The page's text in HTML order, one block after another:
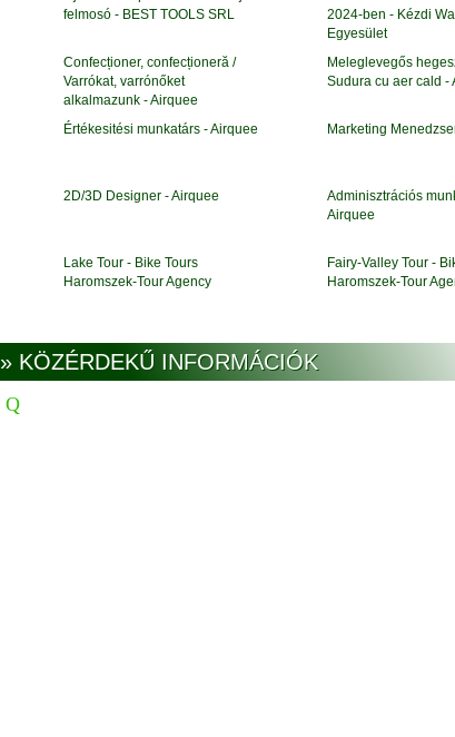
felmosó - BEST TOOLS SRL
2024-ben - Kézdi
Egyesület
Confecționer, confecționeră /
Varrókat, varrónőket
alkalmazunk - Airquee
Meleglevegős
Sudura cu aer cald -
Értékesitési munkatárs - Airquee Marketing
2D/3D Designer - Airquee
Adminisztrációs
Airquee
Lake Tour - Bike Tours
Haromszek-Tour Agency
Fairy-Valley Tour -
Haromszek-Tour
» KÖZÉRDEKŰ INFORMÁCIÓK